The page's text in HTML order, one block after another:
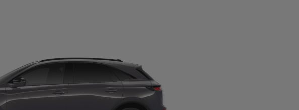
130 neuve, hors option. Montants exprimés en TTC hors autres